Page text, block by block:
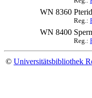
WN 8360
Reg.:
WN 8400
Reg.:
© Universitätsbibliothek